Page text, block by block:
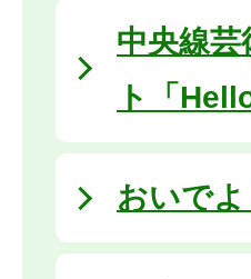
中央線
ト「
おいで